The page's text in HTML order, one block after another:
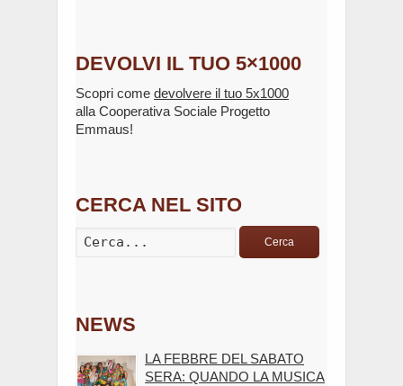
DEVOLVI IL TUO 5×1000
Scopri come devolvere il tuo 5x1000
alla Cooperativa Sociale Progetto
Emmaus!
CERCA NEL SITO
Cerca
NEWS
LA FEBBRE DEL SABATO
SERA: QUANDO LA MUSICA